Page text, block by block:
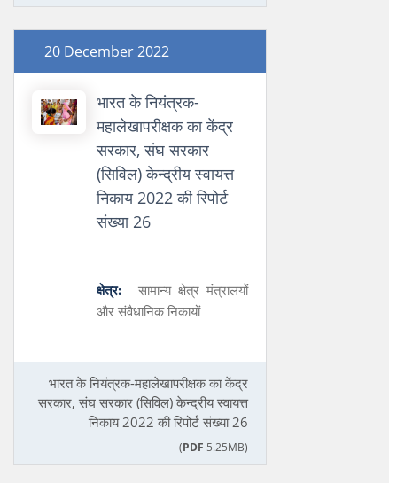
20 December 2022
भारत के नियंत्रक-
महालेखापरीक्षक का केंद्र
सरकार, संघ सरकार
(सिविल) केन्द्रीय स्वायत्त
निकाय 2022 की रिपोर्ट
संख्या 26
क्षेत्र:
सामान्य क्षेत्र मंत्रालयों
और संवैधानिक निकायों
भारत के नियंत्रक-महालेखापरीक्षक का केंद्र
सरकार, संघ सरकार (सिविल) केन्द्रीय स्वायत्त
निकाय 2022 की रिपोर्ट संख्या 26
(PDF 5.25MB)